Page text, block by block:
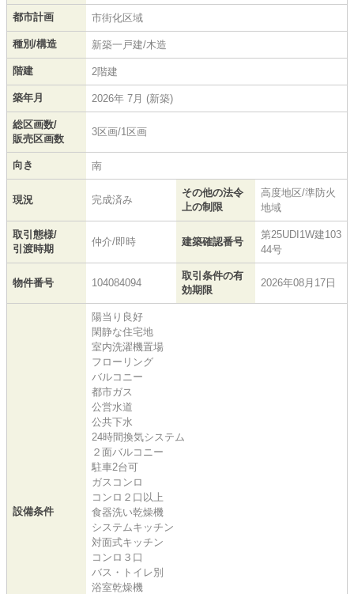
都市計画 市街化区域
種別/構造 新築一戸建/木造
階建 2階建
築年月 2026年 7月 (新築)
総区画数/
販売区画数
3区画/1区画
向き 南
現況 完成済み
その他の法令
上の制限
高度地区/準防火
地域
取引態様/
引渡時期
仲介/即時 建築確認番号
第25UDI1W建103
44号
物件番号 104084094
取引条件の有
効期限
2026年08月17日
設備条件
陽当り良好
閑静な住宅地
室内洗濯機置場
フローリング
バルコニー
都市ガス
公営水道
公共下水
24時間換気システム
２面バルコニー
駐車2台可
ガスコンロ
コンロ２口以上
食器洗い乾燥機
システムキッチン
対面式キッチン
コンロ３口
バス・トイレ別
浴室乾燥機